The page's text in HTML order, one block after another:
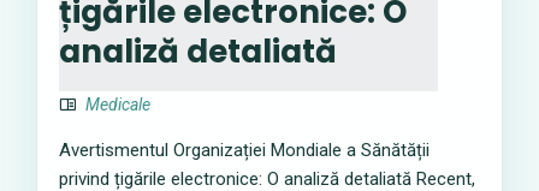
țigările electronice: O
analiză detaliată
Medicale
Avertismentul Organizației Mondiale a Sănătății
privind țigările electronice: O analiză detaliată Recent,